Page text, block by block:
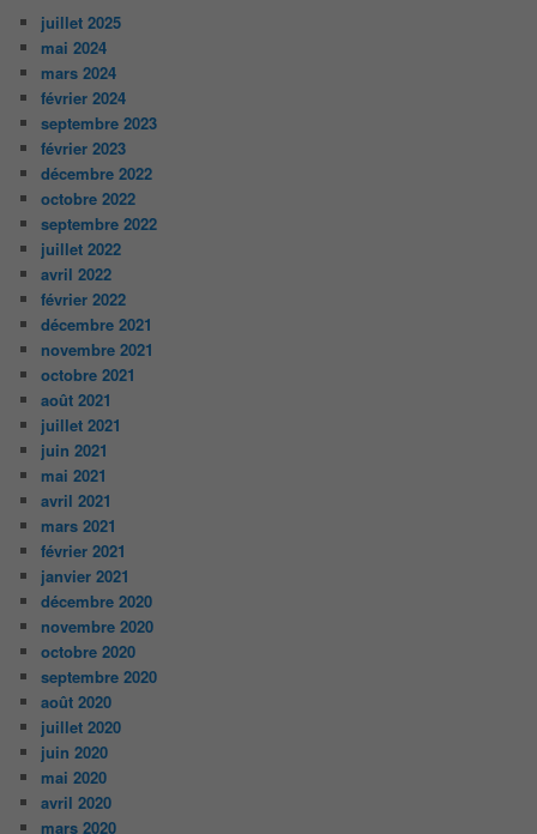
juillet 2025
mai 2024
mars 2024
février 2024
septembre 2023
février 2023
décembre 2022
octobre 2022
septembre 2022
juillet 2022
avril 2022
février 2022
décembre 2021
novembre 2021
octobre 2021
août 2021
juillet 2021
juin 2021
mai 2021
avril 2021
mars 2021
février 2021
janvier 2021
décembre 2020
novembre 2020
octobre 2020
septembre 2020
août 2020
juillet 2020
juin 2020
mai 2020
avril 2020
mars 2020